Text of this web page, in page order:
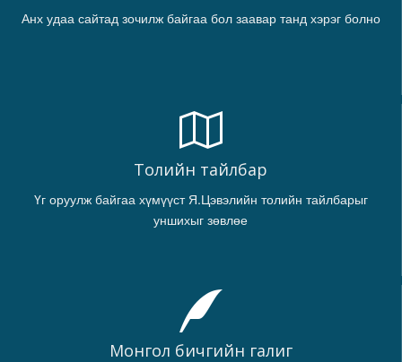
Анх удаа сайтад зочилж байгаа бол заавар танд хэрэг болно
Толийн тайлбар
Үг оруулж байгаа хүмүүст Я.Цэвэлийн толийн тайлбарыг
уншихыг зөвлөе
Монгол бичгийн галиг